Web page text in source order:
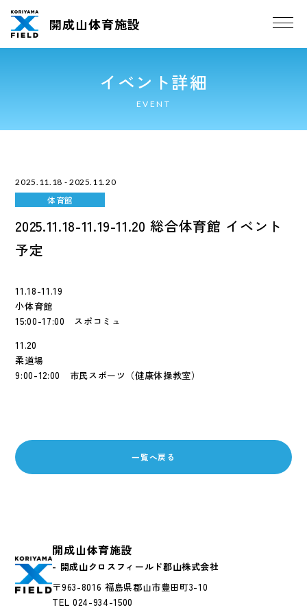
開成山体育施設
イベント詳細
EVENT
2025.11.18 - 2025.11.20
体育館
2025.11.18-11.19-11.20 総合体育館 イベント
予定
11.18-11.19
小体育館
15:00-17:00 スポコミュ
11.20
柔道場
9:00-12:00 市民スポーツ（健康体操教室）
一覧へ戻る
開成山体育施設
- 開成山クロスフィールド郡山株式会社
〒963-8016 福島県郡山市豊田町3-10
TEL 024-934-1500